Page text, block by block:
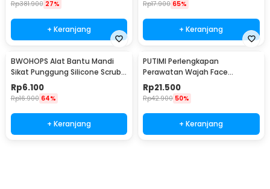
Rp381.900 27%
+ Keranjang
Rp17.900 65%
+ Keranjang
BWOHOPS Alat Bantu Mandi
Sikat Punggung Silicone Scrub
Brush 60cm - BW60
Rp6.100
Rp16.900 64%
+ Keranjang
PUTIMI Perlengkapan
Perawatan Wajah Face
Treatment Equipment 7 PCS -
PT4
Rp21.500
Rp42.900 50%
+ Keranjang